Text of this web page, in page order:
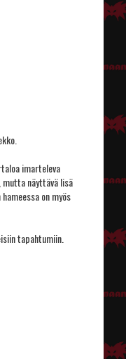
imarteleva
näyttävä lisä
on myös
tapahtumiin.